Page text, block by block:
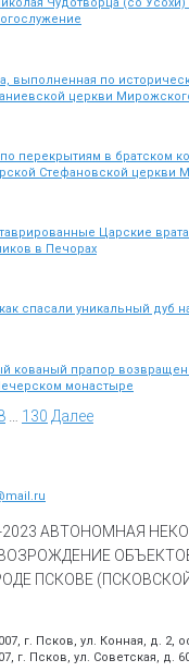
Чудотворца (со
выполненная по
церкви
перекрытиям в братском
Стефановской церкви
Царские
в Печорах
спасали уникальный дуб
кованый прапор
монастыре
130 Далее
2023 АВТОНОМНАЯ
ПСКОВЕ
г. Псков, ул. Конная, д. 2,
г. Псков, ул. Советская, д.